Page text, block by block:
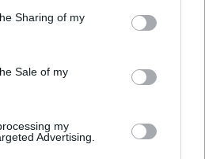
Sharing of my
Sale of my
my
Advertising.